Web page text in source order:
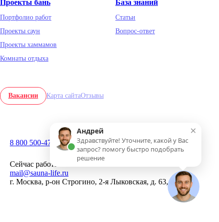
Проекты бань
Портфолио работ
Проекты саун
Проекты хаммамов
Комнаты отдыха
База знаний
Статьи
Вопрос-ответ
Вакансии Карта сайтаОтзывы
8 800 500-47-13
Сейчас работаем
mail@sauna-life.ru
г. Москва, р-он Строгино, 2-я Лыковская, д. 63, стр. 10
×
Андрей
Здравствуйте! Уточните, какой у Вас
запрос? помогу быстро подобрать
решение